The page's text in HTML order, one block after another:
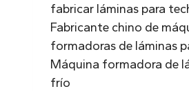
fabricar láminas para
Fabricante chino de
formadoras de láminas
Máquina formadora de
frío